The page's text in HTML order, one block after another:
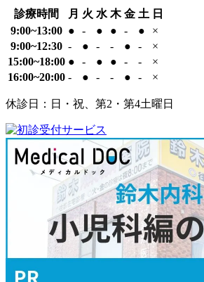
院
診療時間 月 火 水 木 金 土 日
9:00~13:00 ● - ● ● - ●
×
9:00~12:30 - ● - - ● -
×
15:00~18:00 ● - ● ● - -
×
16:00~20:00 - ● - - ● - ×
休診日：日・祝、第2・第4土曜日